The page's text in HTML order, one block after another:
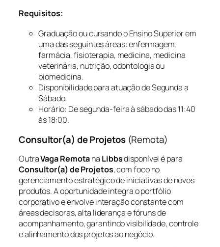
Requisitos:
Graduação ou cursando o Ensino Superior em
uma das seguintes áreas: enfermagem,
farmácia, fisioterapia, medicina, medicina
veterinária, nutrição, odontologia ou
biomedicina.
Disponibilidade para atuação de Segunda a
Sábado.
Horário: De segunda-feira à sábado das 11:40
às 18:00.
Consultor(a) de Projetos(Remota)
OutraVaga Remotana Libbsdisponível é para
Consultor(a) de Projetos, com foco no
gerenciamento estratégico de iniciativas de novos
produtos. A oportunidade integra o portfólio
corporativo e envolve interação constante com
áreas decisoras, alta liderança e fóruns de
acompanhamento, garantindo visibilidade, controle
e alinhamento dos projetos ao negócio.